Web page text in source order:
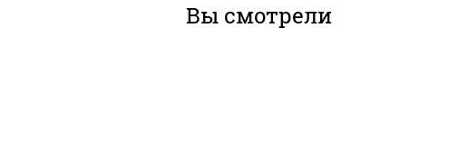
Вы смотрели